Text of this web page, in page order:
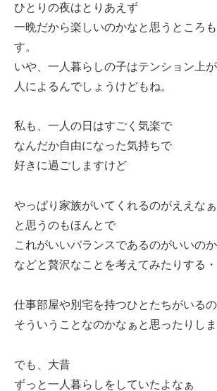
ひとりの夜はとりあえず
一晩だから楽しいのかなと思うところ
す。
いや、一人暮らしの子はテンション上
人によるんでしょうけどもね。
私も、一人の日はすごく気楽で
なんだか自由になった気持ちで
好きに過ごしますけど
やっぱり家族がいてくれるのがええなぁ
と思うのもほんとで
これがいいバランスであるのがいいのか
などと贅沢なことを考えてみたりする・
仕事部屋や別宅を持つひとたちがいる
そういうことなのかなぁと思ったりしま
でも、大昔
ずっと一人暮らしをしていたよなぁ